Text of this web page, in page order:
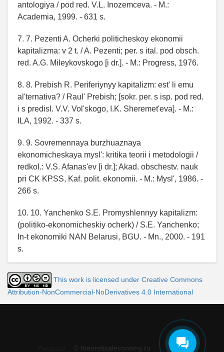
antologiya / pod red. V.L. Inozemceva. - M.:
Academia, 1999. - 631 s.
7. 7. Pezenti A. Ocherki politicheskoy ekonomii
kapitalizma: v 2 t. / A. Pezenti; per. s ital. pod obsch.
red. A.G. Mileykovskogo [i dr.]. - M.: Progress, 1976.
8. 8. Prebish R. Periferiynyy kapitalizm: est' li emu
al'ternativa? / Raul' Prebish; [sokr. per. s isp. pod red.
i s predisl. V.V. Vol'skogo, I.K. Sheremet'eva]. - M.:
ILA, 1992. - 337 s.
9. 9. Sovremennaya burzhuaznaya
ekonomicheskaya mysl': kritika teorii i metodologii /
redkol.: V.S. Afanas'ev [i dr.]; Akad. obschestv. nauk
pri CK KPSS, Kaf. polit. ekonomii. - M.: Mysl', 1986. -
266 s.
10. 10. Yanchenko S.E. Promyshlennyy kapitalizm:
(politiko-ekonomicheskiy ocherk) / S.E. Yanchenko;
In-t ekonomiki NAN Belarusi, BGU. - Mn., 2000. - 191
s.
This work is licensed under Creative Commons
Attribution-NonCommercial-NoDerivatives 4.0 International
© theoreticaleconomy.ru